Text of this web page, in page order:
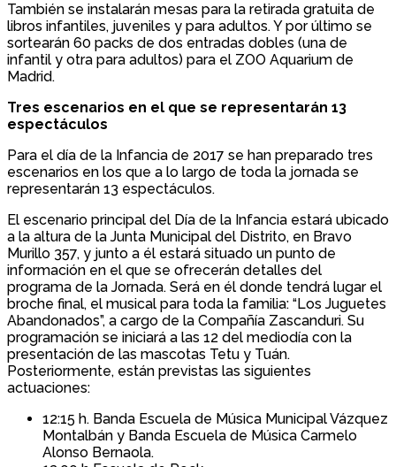
También se instalarán mesas para la retirada gratuita de
libros infantiles, juveniles y para adultos. Y por último se
sortearán 60 packs de dos entradas dobles (una de
infantil y otra para adultos) para el ZOO Aquarium de
Madrid.
Tres escenarios en el que se representarán 13
espectáculos
Para el día de la Infancia de 2017 se han preparado tres
escenarios en los que a lo largo de toda la jornada se
representarán 13 espectáculos.
El escenario principal del Día de la Infancia estará ubicado
a la altura de la Junta Municipal del Distrito, en Bravo
Murillo 357, y junto a él estará situado un punto de
información en el que se ofrecerán detalles del
programa de la Jornada. Será en él donde tendrá lugar el
broche final, el musical para toda la familia: “Los Juguetes
Abandonados”, a cargo de la Compañía Zascanduri. Su
programación se iniciará a las 12 del mediodía con la
presentación de las mascotas Tetu y Tuán.
Posteriormente, están previstas las siguientes
actuaciones:
12:15 h. Banda Escuela de Música Municipal Vázquez
Montalbán y Banda Escuela de Música Carmelo
Alonso Bernaola.